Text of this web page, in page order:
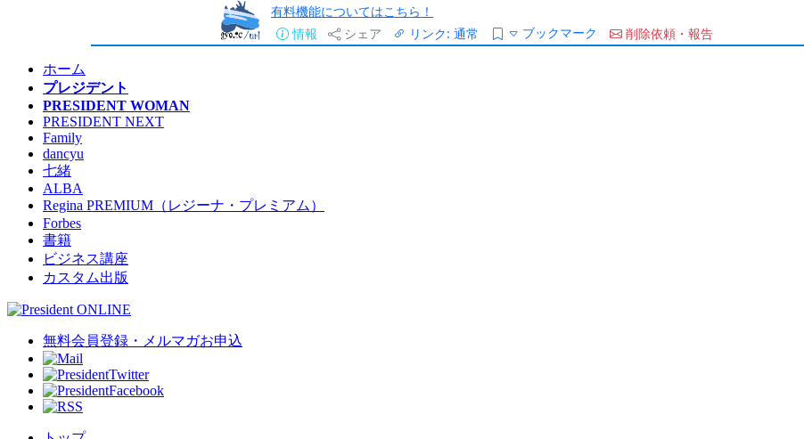
有料機能についてはこちら！
情報
シェア リンク: 通常 ブックマーク 削除依頼・報告